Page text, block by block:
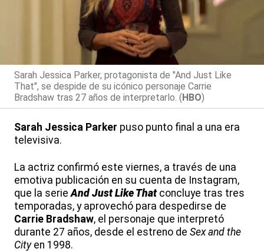
Sarah Jessica Parker, protagonista de "And Just Like
That", se despide de su icónico personaje Carrie
Bradshaw tras 27 años de interpretarlo. (HBO)
Sarah Jessica Parker puso punto final a una era
televisiva.
La actriz confirmó este viernes, a través de una
emotiva publicación en su cuenta de Instagram,
que la serieAnd Just Like Thatconcluye tras tres
temporadas, y aprovechó para despedirse de
Carrie Bradshaw, el personaje que interpretó
durante 27 años, desde el estreno de Sex and the
Cityen 1998.